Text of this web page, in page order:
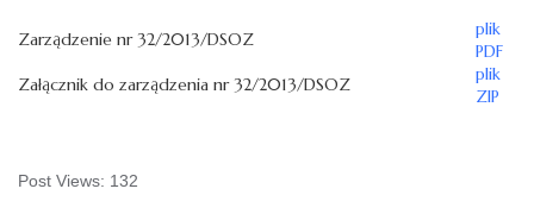
Zarządzenie nr 32/2013/DSOZ
plik
PDF
Załącznik do zarządzenia nr 32/2013/DSOZ
plik
ZIP
Post Views: 132